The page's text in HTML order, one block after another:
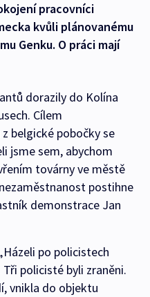
pracovníci
kvůli plánovanému
Genku. O práci mají
dorazily do Kolína
Cílem
belgické pobočky se
jsme sem, abychom
továrny ve městě
postihne
demonstrace Jan
po policistech
policisté byli zraněni.
vnikla do objektu